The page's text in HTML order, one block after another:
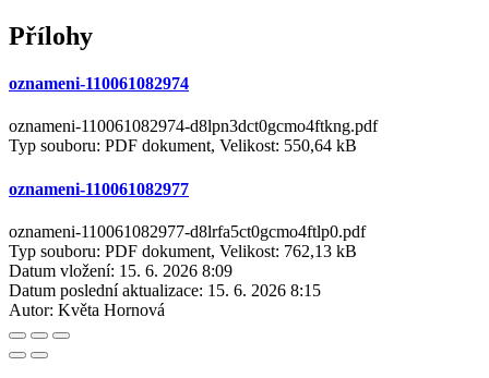
Přílohy
oznameni-110061082974
oznameni-110061082974-d8lpn3dct0gcmo4ftkng.pdf
Typ souboru: PDF dokument, Velikost: 550,64 kB
oznameni-110061082977
oznameni-110061082977-d8lrfa5ct0gcmo4ftlp0.pdf
Typ souboru: PDF dokument, Velikost: 762,13 kB
Datum vložení: 15. 6. 2026 8:09
Datum poslední aktualizace: 15. 6. 2026 8:15
Autor: Květa Hornová